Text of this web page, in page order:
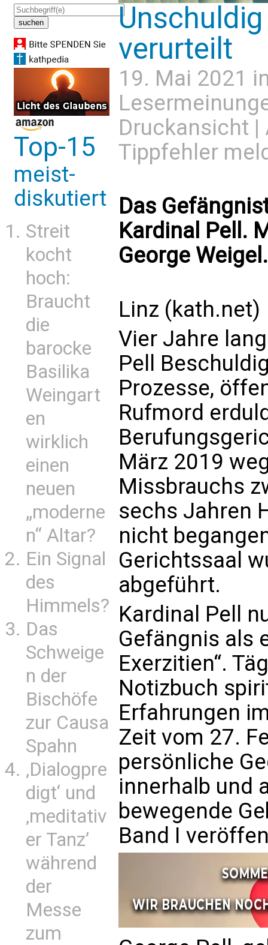
Top-15
meist-
diskutiert
Streit
kocht
hoch:
Braucht
die
barocke
Basilika
Weingart
en
wirklich
einen
neuen
„moderne
n“ Altar?
Ein Signal
des
Himmels?
Das
Schweige
n der
Bischöfe
zur Causa
Spahn
‚Dialogpre
digt‘ und
‚meditativ
er Tanz’
während
der
Messe
zum
verurteilt
19. Mai 2021
Druckansicht |
Tippfehler
Das
Kardinal Pell.
George Weigel.
Linz (kath.net)
Vier Jahre
Pell
Prozesse,
Rufmord
März 2019
Missbrauchs
sechs Jahren
nicht
Gerichtssaal
abgeführt.
Kardinal Pell
Gefängnis als
Exerzitien“.
Notizbuch
Erfahrungen
Zeit vom 27.
persönliche
innerhalb und
bewegende
Band I